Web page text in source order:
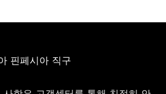
핀페시아 직구